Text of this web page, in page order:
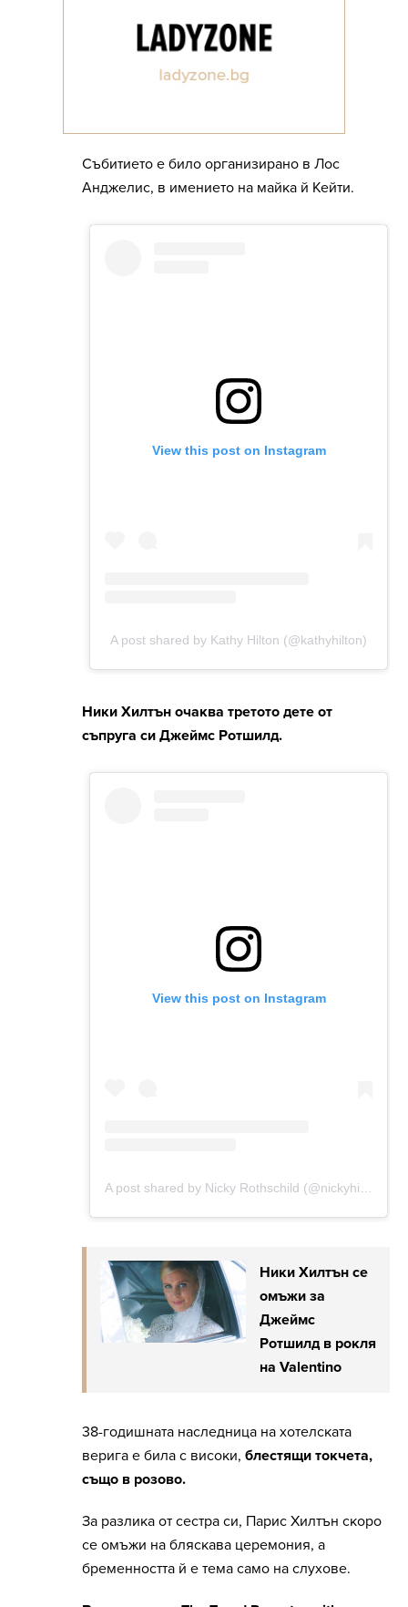
Събитието е било организирано в Лос
Анджелис, в имението на майка й Кейти.
Ники Хилтън очаква третото дете от
съпруга си Джеймс Ротшилд.
Ники Хилтън се
омъжи за
Джеймс
Ротшилд в рокля
на Valentino
38-годишната наследница на хотелската
верига е била с високи, блестящи токчета,
също в розово.
За разлика от сестра си, Парис Хилтън скоро
се омъжи на бляскава церемония, а
бременността й е тема само на слухове.